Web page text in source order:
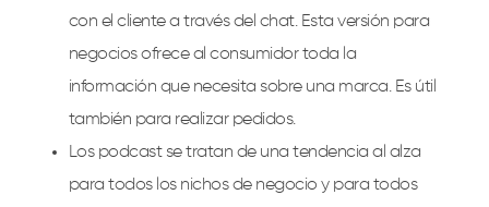
con el cliente a través del chat. Esta versión para
negocios ofrece al consumidor toda la
información que necesita sobre una marca. Es útil
también para realizar pedidos.
Los podcast se tratan de una tendencia al alza
para todos los nichos de negocio y para todos